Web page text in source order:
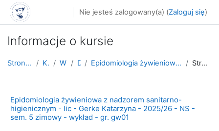
Przejdź do głównej zawartości
Nie jesteś zalogowany(a) (Zaloguj się)
Informacje o kursie
Strona główna Kursy WNoZ D_3 Epidomiologia żywieniowa z nadzorem sanitarno-higi... Streszczenie
Epidomiologia żywieniowa z nadzorem sanitarno-
higienicznym - lic - Gerke Katarzyna - 2025/26 - NS -
sem. 5 zimowy - wykład - gr. gw01